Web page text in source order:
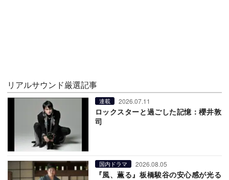
リアルサウンド厳選記事
連載 2026.07.11
ロックスターと過ごした記憶：櫻井敦
司
国内ドラマ 2026.08.05
『風、薫る』板橋駿谷の安心感が光る